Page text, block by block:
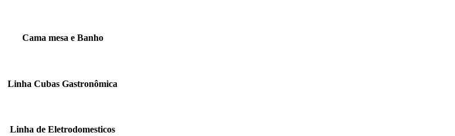
Cama mesa e Banho
Linha Cubas Gastronômica
Linha de Eletrodomesticos